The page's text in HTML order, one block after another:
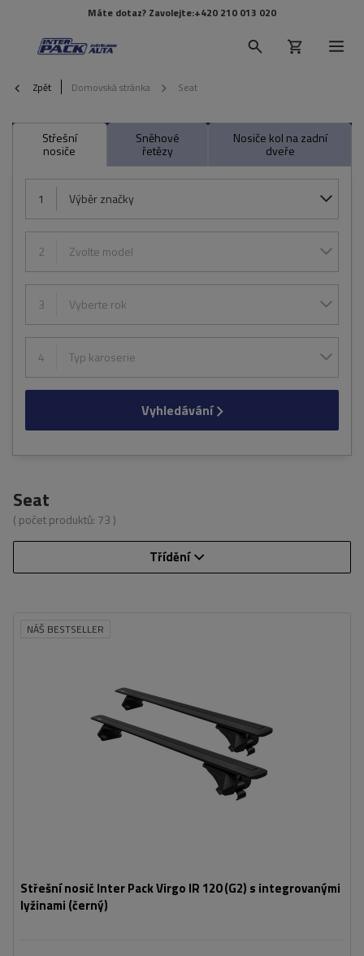
Máte dotaz? Zavolejte:+420 210 013 020
Zpět Domovská stránka Seat
Střešní
nosiče
Sněhové
řetězy
Nosiče kol na zadní
dveře
1 Výběr značky
2 Zvolte model
3 Vyberte rok
4 Typ karoserie
Vyhledávání
Seat
( počet produktů: 73 )
Třídění
NÁŠ BESTSELLER
Střešní nosič Inter Pack Virgo IR 120 (G2) s integrovanými
lyžinami (černý)